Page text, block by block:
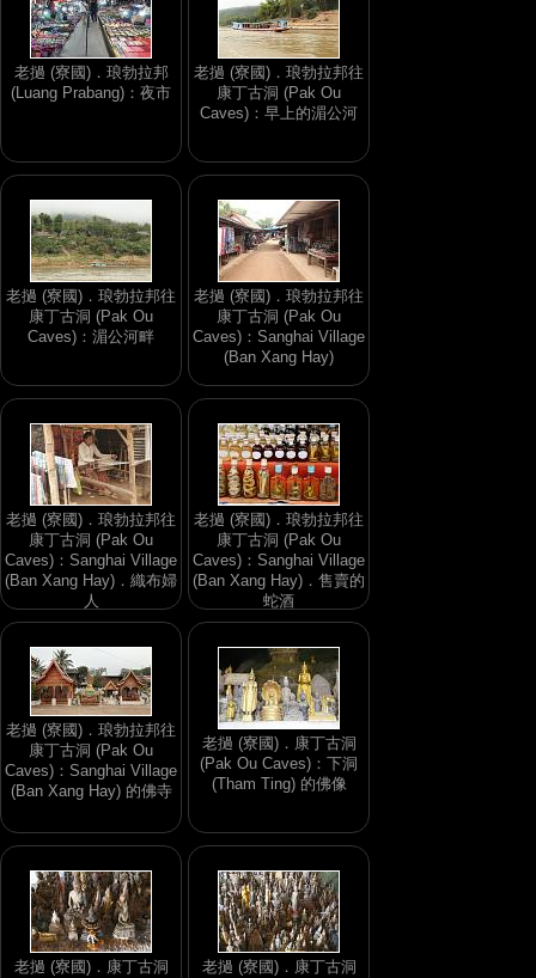
老撾 (寮國)．琅勃拉邦
(Luang Prabang)：夜市
老撾 (寮國)．琅勃拉邦往
康丁古洞 (Pak Ou
Caves)：早上的湄公河
老撾 (寮國)．琅勃拉邦往
康丁古洞 (Pak Ou
Caves)：湄公河畔
老撾 (寮國)．琅勃拉邦往
康丁古洞 (Pak Ou
Caves)：Sanghai Village
(Ban Xang Hay)
老撾 (寮國)．琅勃拉邦往
康丁古洞 (Pak Ou
Caves)：Sanghai Village
(Ban Xang Hay)．織布婦
人
老撾 (寮國)．琅勃拉邦往
康丁古洞 (Pak Ou
Caves)：Sanghai Village
(Ban Xang Hay)．售賣的
蛇酒
老撾 (寮國)．琅勃拉邦往
康丁古洞 (Pak Ou
Caves)：Sanghai Village
(Ban Xang Hay) 的佛寺
老撾 (寮國)．康丁古洞
(Pak Ou Caves)：下洞
(Tham Ting) 的佛像
老撾 (寮國)．康丁古洞
老撾 (寮國)．康丁古洞